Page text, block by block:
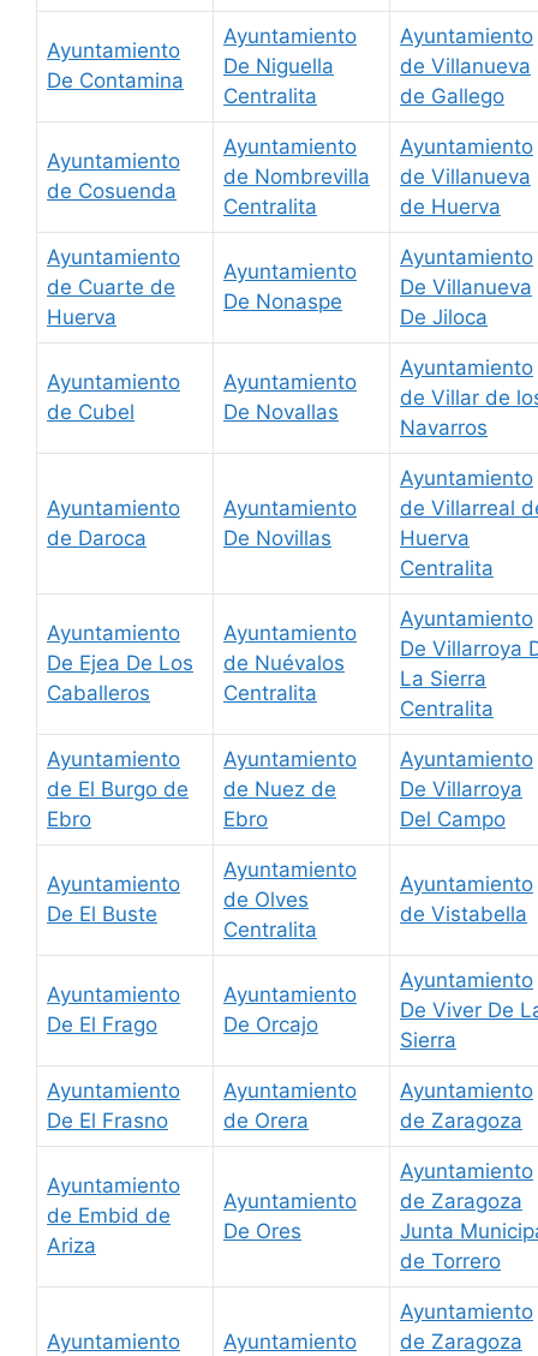
Ayuntamiento
De Contamina
Ayuntamiento
De Niguella
Centralita
Ayuntamiento
de Villanueva
de Gallego
Ayuntamiento
de Cosuenda
Ayuntamiento
de Nombrevilla
Centralita
Ayuntamiento
de Villanueva
de Huerva
Ayuntamiento
de Cuarte de
Huerva
Ayuntamiento
De Nonaspe
Ayuntamiento
De Villanueva
De Jiloca
Ayuntamiento
de Cubel
Ayuntamiento
De Novallas
Ayuntamiento
de Villar de
Navarros
Ayuntamiento
de Daroca
Ayuntamiento
De Novillas
Ayuntamiento
de Villarreal
Huerva
Centralita
Ayuntamiento
De Ejea De Los
Caballeros
Ayuntamiento
de Nuévalos
Centralita
Ayuntamiento
De Villarroya
La Sierra
Centralita
Ayuntamiento
de El Burgo de
Ebro
Ayuntamiento
de Nuez de
Ebro
Ayuntamiento
De Villarroya
Del Campo
Ayuntamiento
De El Buste
Ayuntamiento
de Olves
Centralita
Ayuntamiento
de Vistabella
Ayuntamiento
De El Frago
Ayuntamiento
De Orcajo
Ayuntamiento
De Viver De
Sierra
Ayuntamiento
De El Frasno
Ayuntamiento
de Orera
Ayuntamiento
de Zaragoza
Ayuntamiento
de Embid de
Ariza
Ayuntamiento
De Ores
Ayuntamiento
de Zaragoza
Junta
de Torrero
Ayuntamiento
Ayuntamiento
Ayuntamiento
de Zaragoza